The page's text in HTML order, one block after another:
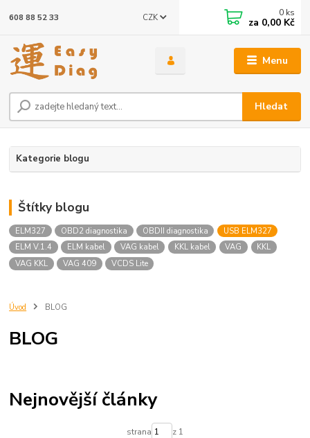
Menu
CZK
Hledat
608 88 52 33 0 ks
za 0,00 Kč
Kategorie blogu
Štítky blogu
ELM327 OBD2 diagnostika OBDII diagnostika
USB ELM327
ELM V.1.4
ELM kabel VAG kabel KKL kabel VAG
KKL
VAG KKL
VAG 409 VCDS Lite
Úvod BLOG
BLOG
Nejnovější články
strana z 1